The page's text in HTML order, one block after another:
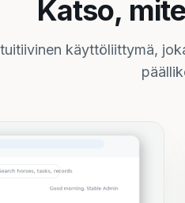
Katso,
käyttöliittymä,